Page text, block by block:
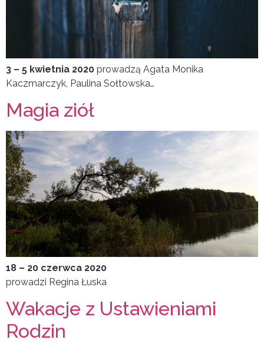
3 – 5 kwietnia 2020 prowadzą Agata Monika
Kaczmarczyk, Paulina Sołtowska…
Magia ziół
18 – 20 czerwca 2020
prowadzi Regina Łuska
Wakacje z Ustawieniami
Rodzin